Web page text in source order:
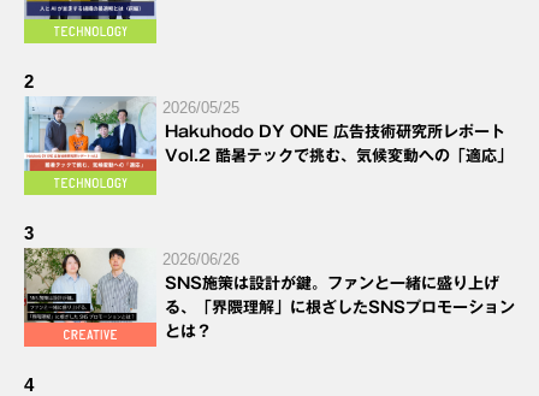
2
2026/05/25
Hakuhodo DY ONE 広告技術研究所レポート
Vol.2 酷暑テックで挑む、気候変動への「適応」
3
2026/06/26
SNS施策は設計が鍵。ファンと一緒に盛り上げ
る、「界隈理解」に根ざしたSNSプロモーション
とは？
4